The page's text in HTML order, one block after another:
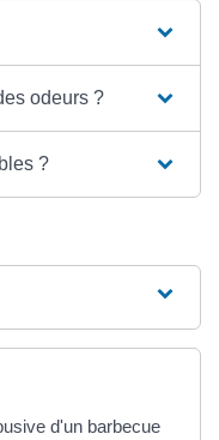
odeurs ?
?
d'un barbecue